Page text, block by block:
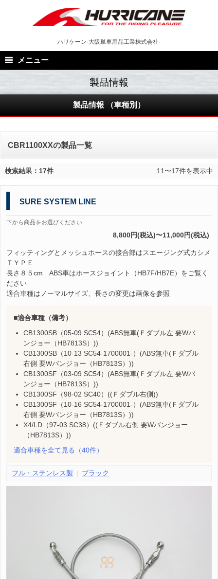
ハリケーン-大阪単車用品工業株式会社-
メニュー
製品情報 （車種別）
CBR1100XXの製品一覧
検索結果：17件 11〜17件を表示中
SURE SYSTEM LINE
下から商品をお選びください
8,800円(税込)〜11,000円(税込)
フィッティングとメッシュホースの接合部はスエージング式カシメ
ＴＹＰＥ
長さ８５cm ABS車はホースジョイント（HB7F/HB7E）をご覧く
ださい
適合車種はノーマルサイズ、長さの変更は画像を参照
適合車種（備考）
CB1300SB（05-09 SC54）(ABS無車(Ｆダブル左 要Wバ
ンジョー（HB7813S）))
CB1300SB（10-13 SC54-1700001-）(ABS無車(Ｆダブル
右側 要Wバンジョー（HB7813S）))
CB1300SF（03-09 SC54）(ABS無車(Ｆダブル左 要Wバ
ンジョー（HB7813S）))
CB1300SF（98-02 SC40）((Ｆダブル右側))
CB1300SF（10-16 SC54-1700001-）(ABS無車(Ｆダブル
右側 要Wバンジョー（HB7813S）))
X4/LD（97-03 SC38）((Ｆダブル右側 要Wバンジョー
（HB7813S）))
適合車種を全て見る
（40件）
フル・ステンレス製 ブラック